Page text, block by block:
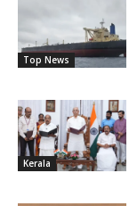
Top News
Kerala